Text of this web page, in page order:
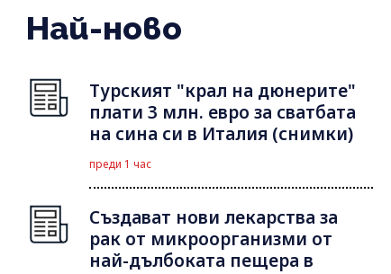
Най-ново
Турският "крал на дюнерите"
плати 3 млн. евро за сватбата
на сина си в Италия (снимки)
преди 1 час
Създават нови лекарства за
рак от микроорганизми от
най-дълбоката пещера в